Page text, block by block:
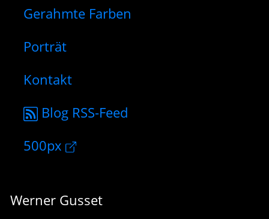
Gerahmte Farben
Porträt
Kontakt
Blog RSS-Feed
500px
Werner Gusset